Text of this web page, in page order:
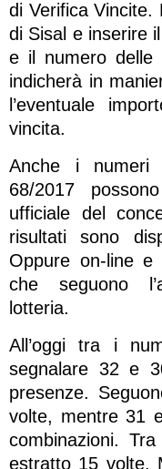
di Verifica Vincite.
di Sisal e inserire
e il numero delle
indicherà in
l’eventuale
vincita.
Anche i numeri
68/2017
ufficiale del
risultati sono
Oppure on-line e
che seguono
lotteria.
All’oggi tra i
segnalare 32 e
presenze.
volte, mentre 31
combinazioni.
estratto 15 volte.